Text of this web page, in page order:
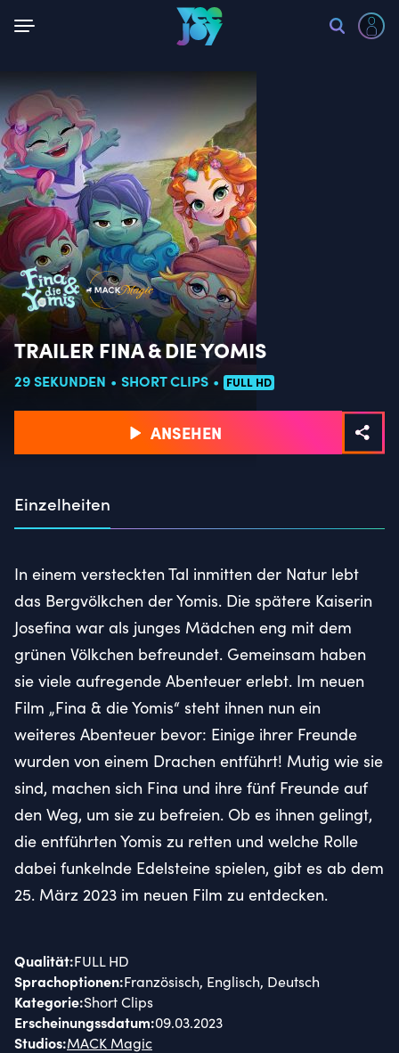
TRAILER FINA & DIE YOMIS
29 SEKUNDEN SHORT CLIPS FULL HD
ANSEHEN
Einzelheiten
In einem versteckten Tal inmitten der Natur lebt
das Bergvölkchen der Yomis. Die spätere Kaiserin
Josefina war als junges Mädchen eng mit dem
grünen Völkchen befreundet. Gemeinsam haben
sie viele aufregende Abenteuer erlebt. Im neuen
Film „Fina & die Yomis“ steht ihnen nun ein
weiteres Abenteuer bevor: Einige ihrer Freunde
wurden von einem Drachen entführt! Mutig wie sie
sind, machen sich Fina und ihre fünf Freunde auf
den Weg, um sie zu befreien. Ob es ihnen gelingt,
die entführten Yomis zu retten und welche Rolle
dabei funkelnde Edelsteine spielen, gibt es ab dem
25. März 2023 im neuen Film zu entdecken.
Qualität:FULL HD
Sprachoptionen:Französisch, Englisch, Deutsch
Kategorie:Short Clips
Erscheinungssdatum:09.03.2023
Studios:MACK Magic